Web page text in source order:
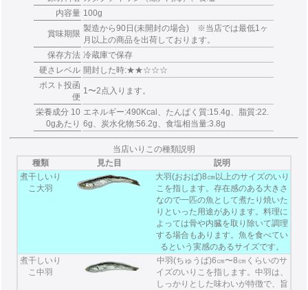
内容量 100g
賞味期限
製造から90日(未開封の場合) ※当店では最低1ヶ
月以上の商品を出荷しております。
保存方法 冷蔵庫で保存
硬さレベル 開封した時:★★☆☆☆
ポスト投函
便
1〜2点入ります。
栄養成分 10
0gあたり
エネルギー:490Kcal、たんぱく質:15.4g、脂質:22.
6g、炭水化物:56.2g、食塩相当量:3.8g
当店いりこの種類説明
種類
見た目
説明
煮干しいり
こ大羽
大羽(おおば)8㎝以上のサイズのいり
こを指します。存在感のある大きさ
なので一匹の魚として煮たり焼いた
りといった用途があります。料理に
よっては骨や内臓を取り除いて調理
する場合もあります。魚を食べてい
るという実感のあるサイズです。
煮干しいり
こ中羽
中羽(ちゅうば)6㎝〜8㎝くらいのサ
イズのいりこを指します。中羽は、
しっかりとした味わいが特徴で、旨